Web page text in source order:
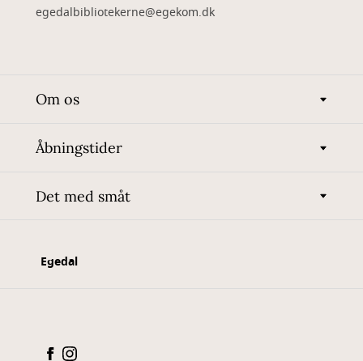
egedalbibliotekerne@egekom.dk
Om os
Åbningstider
Det med småt
Egedal